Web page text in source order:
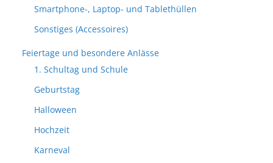
Smartphone-, Laptop- und Tablethüllen
Sonstiges (Accessoires)
Feiertage und besondere Anlässe
1. Schultag und Schule
Geburtstag
Halloween
Hochzeit
Karneval